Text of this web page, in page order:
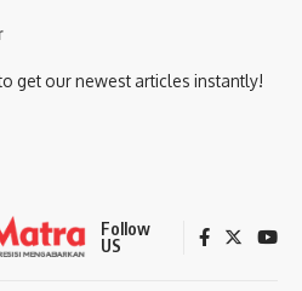
get our newest articles instantly!
Follow
US